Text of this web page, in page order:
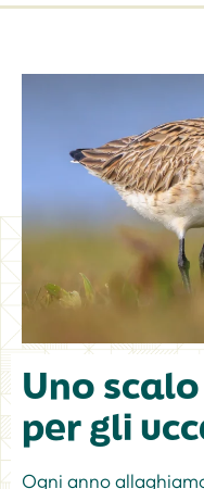
Uno
per gli
Ogni anno